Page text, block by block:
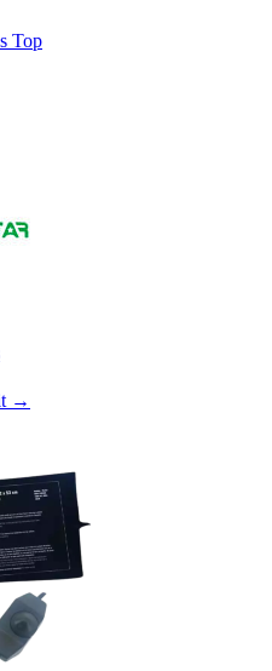
Top
→